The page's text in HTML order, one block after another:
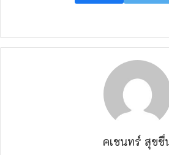
คเชนทร์ สุขชื่